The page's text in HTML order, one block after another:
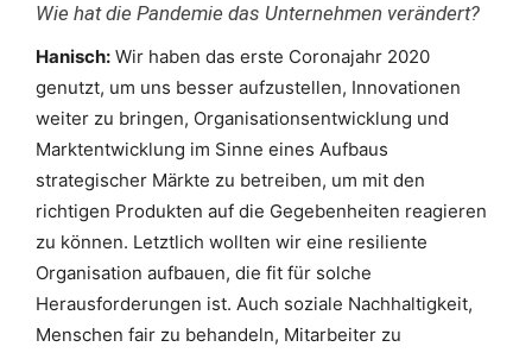
Wie hat die Pandemie das Unternehmen verändert?
Hanisch: Wir haben das erste Coronajahr 2020
genutzt, um uns besser aufzustellen, Innovationen
weiter zu bringen, Organisationsentwicklung und
Marktentwicklung im Sinne eines Aufbaus
strategischer Märkte zu betreiben, um mit den
richtigen Produkten auf die Gegebenheiten reagieren
zu können. Letztlich wollten wir eine resiliente
Organisation aufbauen, die fit für solche
Herausforderungen ist. Auch soziale Nachhaltigkeit,
Menschen fair zu behandeln, Mitarbeiter zu